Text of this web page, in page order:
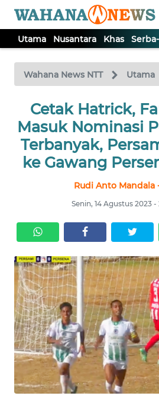
Utama Nusantara Khas
Wahana News NTT Utama
Cetak Hatrick,
Masuk Nominasi
Terbanyak,
ke Gawang
Rudi Anto Mandala
Senin, 14 Agustus 2023 -
TV
Tutup
UTAMA
NUSANTARA
SERBI
LABUAN
BAJO
OPINI
Informasi
INDEKS
BERITA